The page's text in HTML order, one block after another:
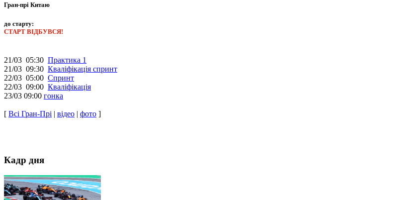
Гран-прі Китаю
до старту:
СТАРТ ВІДБУВСЯ!
21/03 05:30 Практика 1
21/03 09:30 Кваліфікація спринт
22/03 05:00 Спринт
22/03 09:00 Кваліфікація
23/03 09:00 гонка
[ Всі Гран-Прі | відео | фото ]
Кадр дня